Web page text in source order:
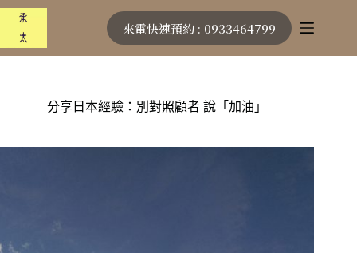
跳
主
來電快速預約 : 0933464799
分享日本經驗：別對照顧者 說「加油」